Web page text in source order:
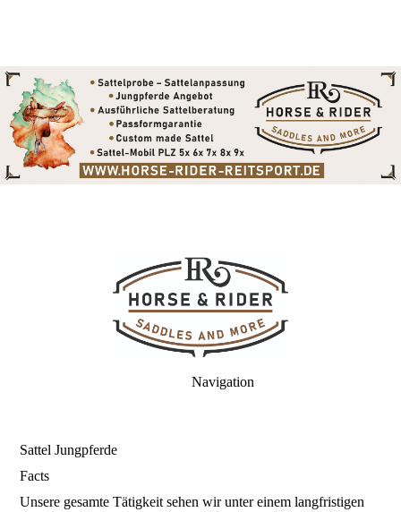
Navigation
Sattel Jungpferde
Facts
Unsere gesamte Tätigkeit sehen wir unter einem langfristigen